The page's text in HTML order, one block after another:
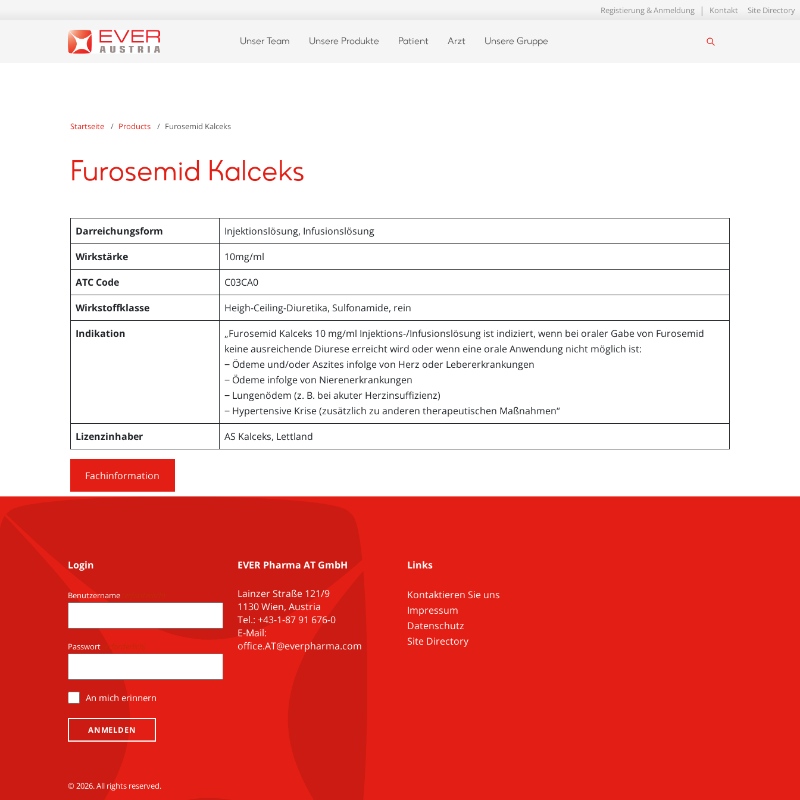
Registierung & Anmeldung Kontakt Site Directory
Unser Team Unsere Produkte Patient Arzt Unsere Gruppe
Startseite Products Furosemid Kalceks
Furosemid Kalceks
Darreichungsform
Injektionslösung, Infusionslösung
Wirkstärke
10mg/ml
ATC Code
C03CA0
Wirkstoffklasse
Heigh-Ceiling-Diuretika, Sulfonamide, rein
Indikation
„Furosemid Kalceks 10 mg/ml Injektions-/Infusionslösung ist indiziert, wenn bei oraler Gabe von Furosemid
keine ausreichende Diurese erreicht wird oder wenn eine orale Anwendung nicht möglich ist:
‒ Ödeme und/oder Aszites infolge von Herz oder Lebererkrankungen
‒ Ödeme infolge von Nierenerkrankungen
‒ Lungenödem (z. B. bei akuter Herzinsuffizienz)
‒ Hypertensive Krise (zusätzlich zu anderen therapeutischen Maßnahmen“
Lizenzinhaber
AS Kalceks, Lettland
Fachinformation
Login
Benutzername
Passwort (erforderlich)
An mich erinnern
EVER Pharma AT GmbH
Lainzer Straße 121/9
1130 Wien, Austria
Tel.: +43-1-87 91 676-0
E-Mail:
office.AT@everpharma.com
Links
Kontaktieren Sie uns
Impressum
Datenschutz
Site Directory
© 2026. All rights reserved.